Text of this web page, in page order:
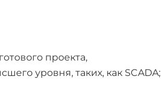
проекта,
уровня, таких, как SCADA;